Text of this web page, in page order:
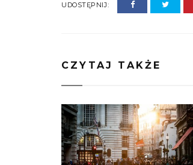
UDOSTĘPNIJ:
CZYTAJ TAKŻE